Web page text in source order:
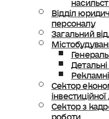
Відділ
персоналу
Загальний
Сектор
Сектор з
роботи